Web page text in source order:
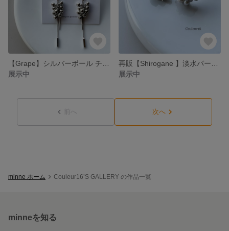
展示中
展示中
前へ 次へ
minne ホーム Couleur16’S GALLERY の作品一覧
minneを知る